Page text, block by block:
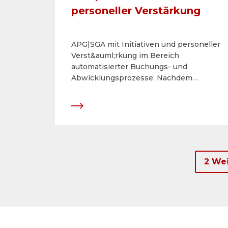
personeller Verstärkung
APG|SGA mit Initiativen und personeller
Verst&auml;rkung im Bereich
automatisierter Buchungs- und
Abwicklungsprozesse: Nachdem
KMU- sowie private Kunden erfolgreich
2